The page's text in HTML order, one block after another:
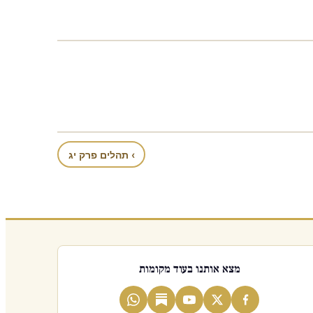
› תהלים פרק יג
מצא אותנו בעוד מקומות